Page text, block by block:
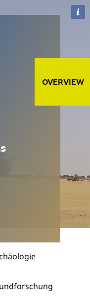
OVERVIEW